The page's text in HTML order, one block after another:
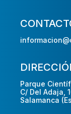
Parque
C/ Del Adaja,
Salamanca